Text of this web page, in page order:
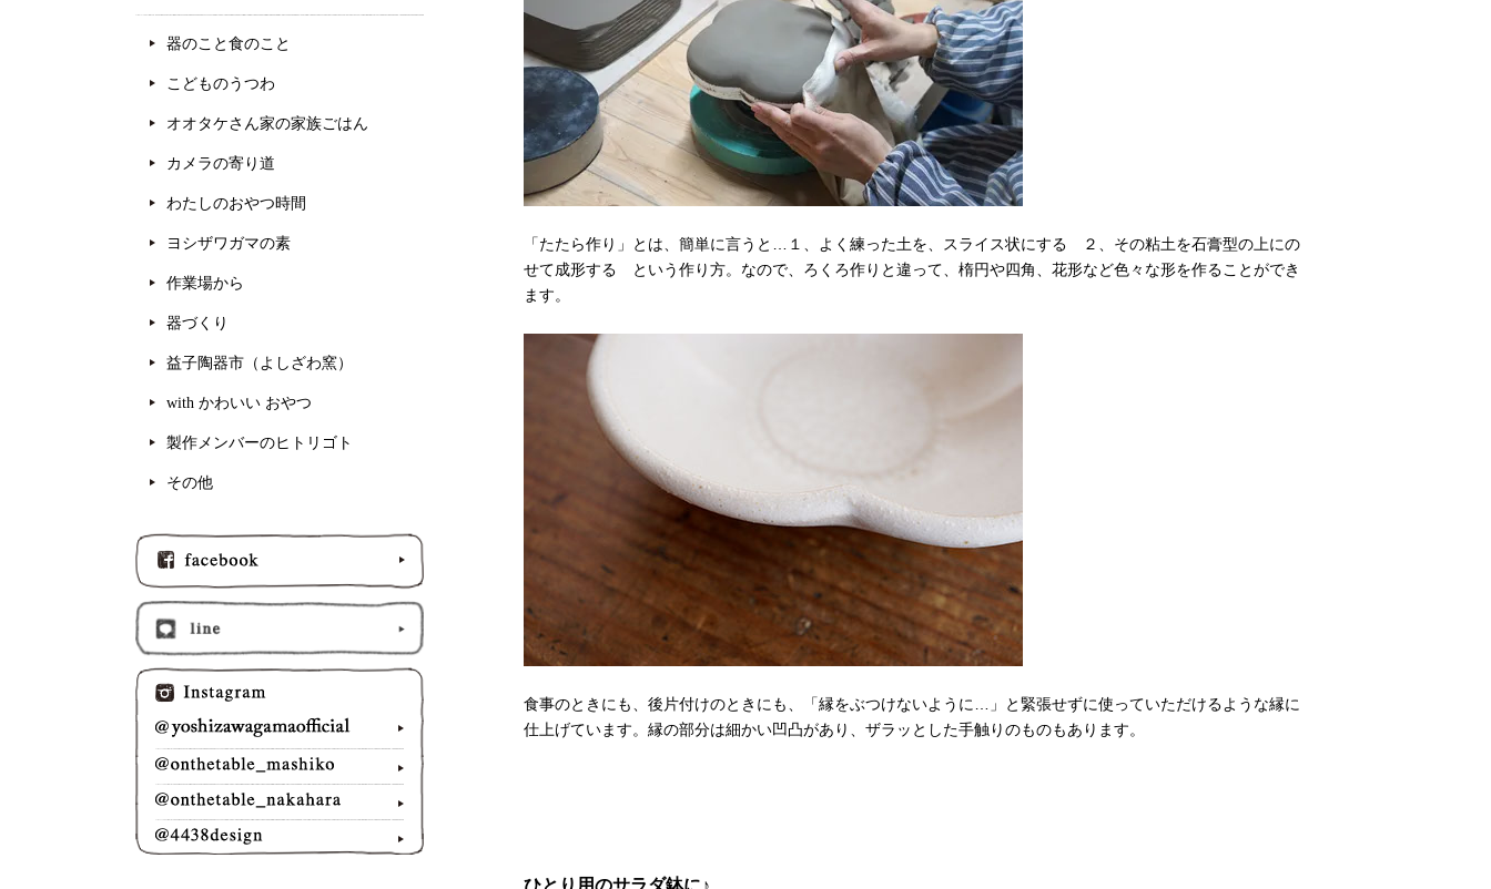
「たたら作り」とは、簡単に言うと…１、よく練った土を、スライス状にする ２、その粘土を石膏型の上にの
せて成形する という作り方。なので、ろくろ作りと違って、楕円や四角、花形など色々な形を作ることができ
ます。
食事のときにも、後片付けのときにも、「縁をぶつけないように…」と緊張せずに使っていただけるような縁に
仕上げています。縁の部分は細かい凹凸があり、ザラッとした手触りのものもあります。
器のこと食のこと
こどものうつわ
オオタケさん家の家族ごはん
カメラの寄り道
わたしのおやつ時間
ヨシザワガマの素
作業場から
器づくり
益子陶器市（よしざわ窯）
with かわいい おやつ
製作メンバーのヒトリゴト
その他